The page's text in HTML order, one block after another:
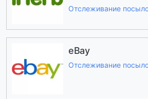
Отслеживание
eBay
Отслеживание